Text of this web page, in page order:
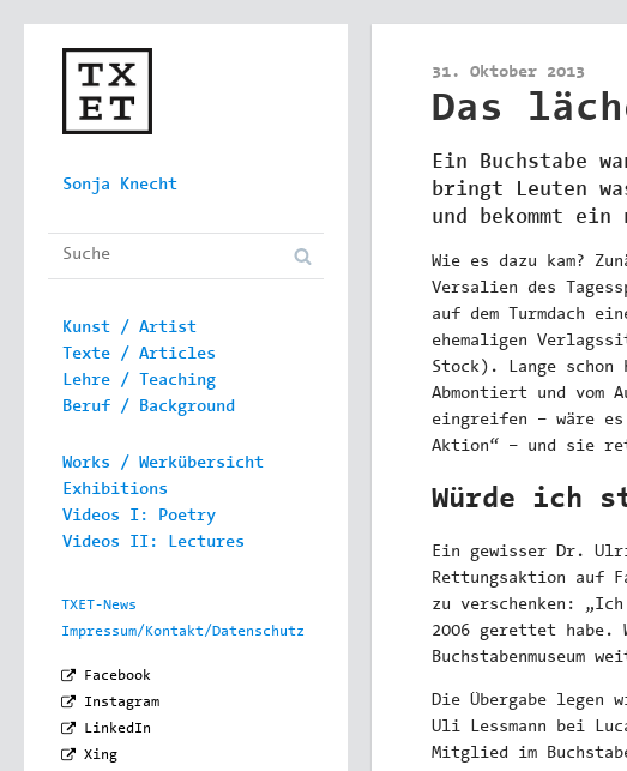
Skip to content
Sonja Knecht
Kunst / Artist
Texte / Articles
Lehre / Teaching
Beruf / Background
Works / Werkübersicht
Exhibitions
Videos I: Poetry
Videos II: Lectures
TXET-News
Impressum/Kontakt/Datenschutz
Facebook
Instagram
LinkedIn
Xing
31. Oktober 2013
Das
Ein Buchstabe
bringt Leuten
und bekommt ein
Wie es dazu kam?
Versalien des
auf dem Turmdach
ehemaligen
Stock). Lange
Abmontiert und vom
eingreifen – wäre
Aktion“ – und sie
Würde ich
Ein gewisser Dr.
Rettungsaktion auf
zu verschenken:
2006 gerettet habe.
Buchstabenmuseum
Die Übergabe legen
Uli Lessmann bei
Mitglied im